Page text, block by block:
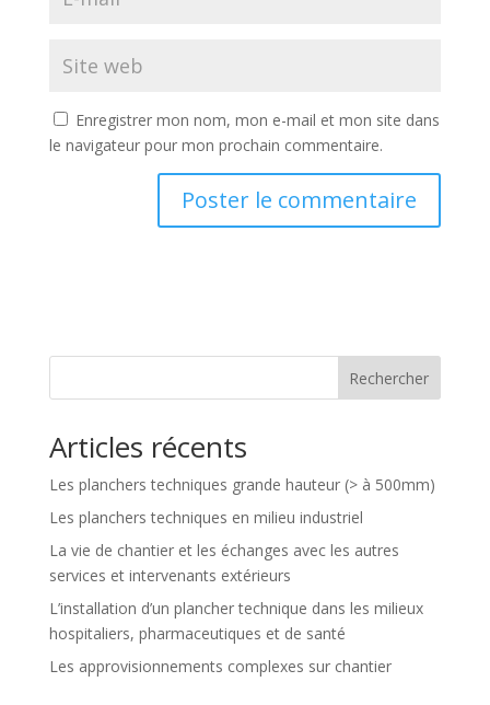
Enregistrer mon nom, mon e-mail et mon site dans
le navigateur pour mon prochain commentaire.
Rechercher
Articles récents
Les planchers techniques grande hauteur (> à 500mm)
Les planchers techniques en milieu industriel
La vie de chantier et les échanges avec les autres
services et intervenants extérieurs
L’installation d’un plancher technique dans les milieux
hospitaliers, pharmaceutiques et de santé
Les approvisionnements complexes sur chantier